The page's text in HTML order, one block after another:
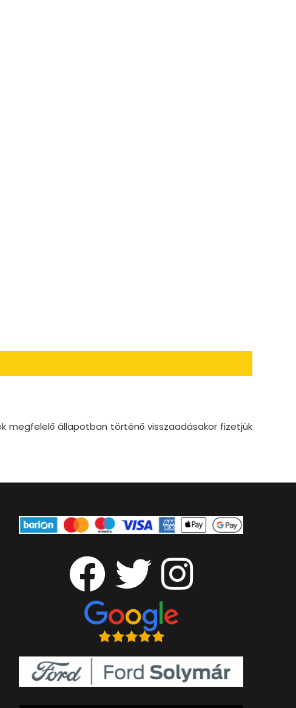
megfelelő állapotban történő visszaadásakor fizetjük